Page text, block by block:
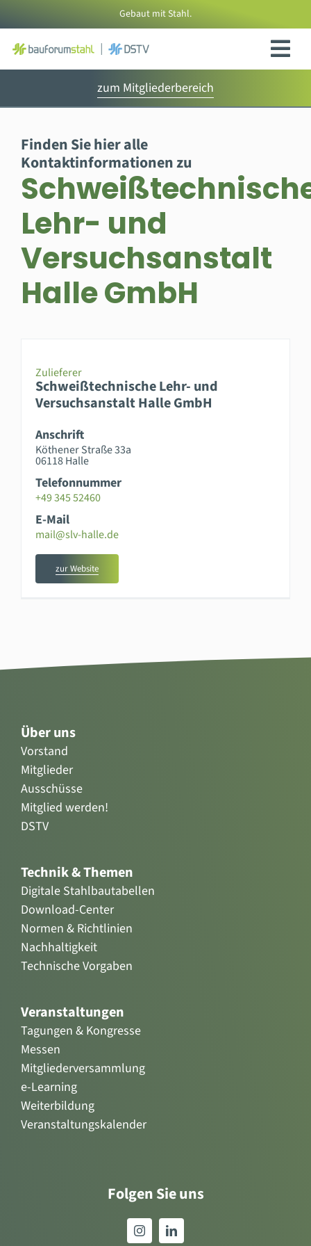
Inhalt
springen
Gebaut mit Stahl.
zum Mitgliederbereich
Finden Sie hier alle
Kontaktinformationen zu
Lehr- und
Versuchsanstalt
Halle GmbH
Zulieferer
Schweißtechnische Lehr- und
Versuchsanstalt Halle GmbH
Anschrift
Köthener Straße 33a
06118 Halle
Telefonnummer
+49 345 52460
E-Mail
mail@slv-halle.de
zur Website
Über uns
Vorstand
Mitglieder
Ausschüsse
Mitglied werden!
DSTV
Technik & Themen
Digitale Stahlbautabellen
Download-Center
Normen & Richtlinien
Nachhaltigkeit
Technische Vorgaben
Veranstaltungen
Tagungen & Kongresse
Messen
Mitgliederversammlung
e-Learning
Weiterbildung
Veranstaltungskalender
Folgen Sie uns